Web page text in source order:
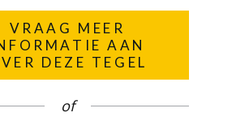
VRAAG MEER
AAN
DEZE TEGEL
of